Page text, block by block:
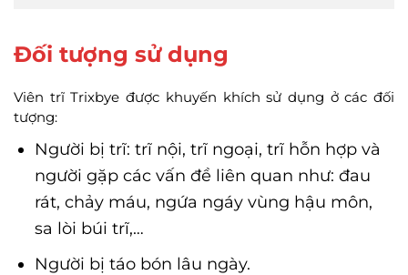
Đối tượng sử dụng
Viên trĩ Trixbye được khuyến khích sử dụng ở các đối
tượng:
Người bị trĩ: trĩ nội, trĩ ngoại, trĩ hỗn hợp và
người gặp các vấn đề liên quan như: đau
rát, chảy máu, ngứa ngáy vùng hậu môn,
sa lòi búi trĩ,…
Người bị táo bón lâu ngày.